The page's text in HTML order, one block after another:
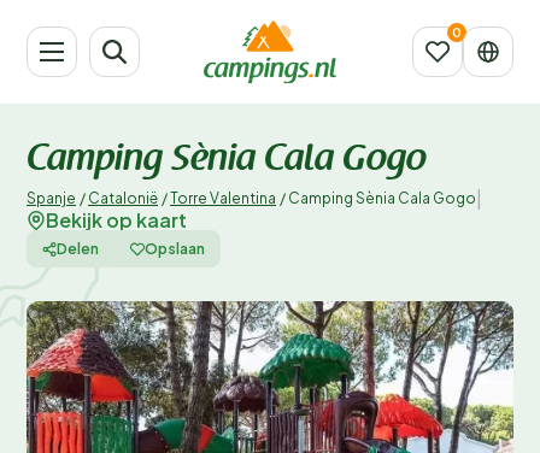
Camping Sènia Cala Gogo
Spanje / Catalonië /Torre Valentina / Camping Sènia Cala Gogo
Bekijk op kaart
Delen Opslaan